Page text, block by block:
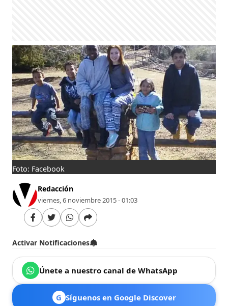
Foto: Facebook
Redacción
viernes, 6 noviembre 2015 - 01:03
Activar Notificaciones
Únete a nuestro canal de WhatsApp
G Síguenos en Google Discover